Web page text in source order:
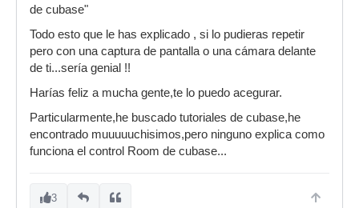
de cubase"
Todo esto que le has explicado , si lo pudieras repetir
pero con una captura de pantalla o una cámara delante
de ti...sería genial !!
Harías feliz a mucha gente,te lo puedo acegurar.
Particularmente,he buscado tutoriales de cubase,he
encontrado muuuuuchisimos,pero ninguno explica como
funciona el control Room de cubase...
3